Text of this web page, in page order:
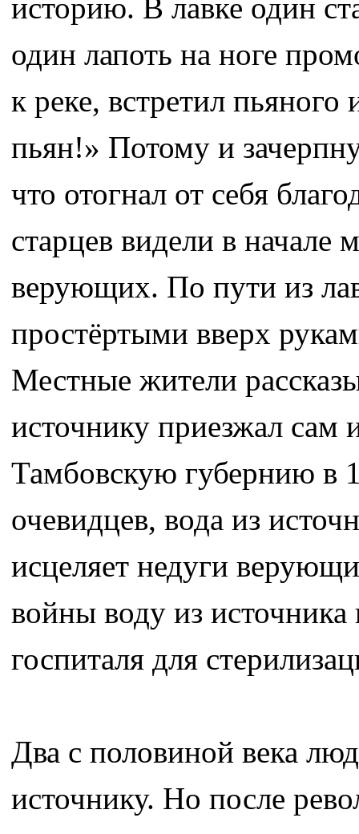
историю. В лавке один
один лапоть на ноге
к реке, встретил
пьян!» Потому и
что отогнал от себя
старцев видели в начале
верующих. По пути из
простёртыми вверх
Местные жители
источнику приезжал
Тамбовскую губернию в
очевидцев, вода из
исцеляет недуги
войны воду из
госпиталя для
Два с половиной века
источнику. Но после